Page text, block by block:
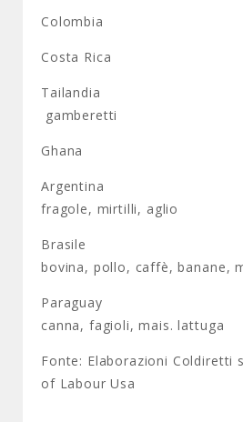
Colombia
Costa Rica
gamberetti
Ghana
Argentina
fragole, mirtilli, aglio
Brasile
bovina, pollo, caffè, banane,
Paraguay
canna, fagioli, mais. lattuga
Fonte: Elaborazioni Coldiretti
of Labour Usa